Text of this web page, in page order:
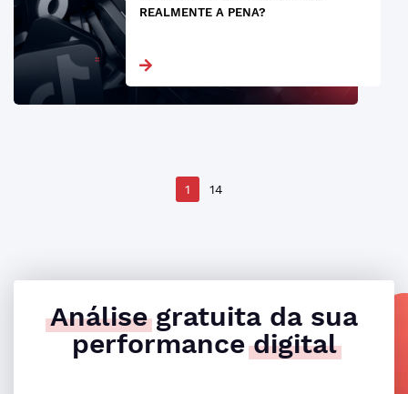
REALMENTE A PENA?
1 14
Análisegratuita da sua
performancedigital